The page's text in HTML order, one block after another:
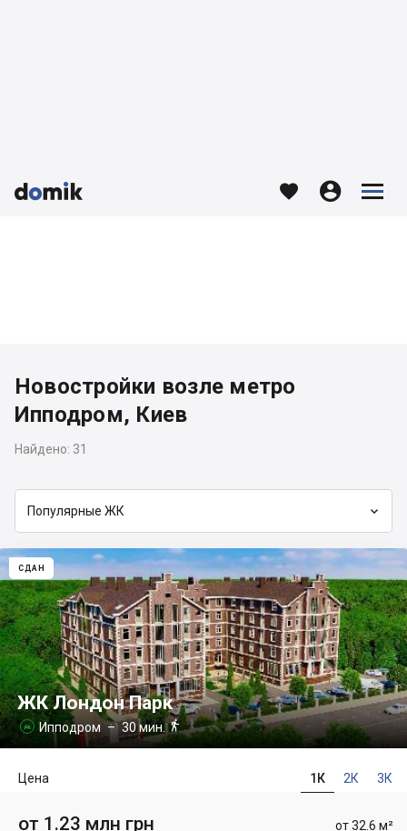


   


Новостройки возле метро
Ипподром, Киев
Найдено: 31
Популярные ЖК 
СДАН
ЖК Лондон Парк
 Ипподром – 30 мин.
1К 2К 3К
Цена
от 32.6 м²
от 1.23 млн грн